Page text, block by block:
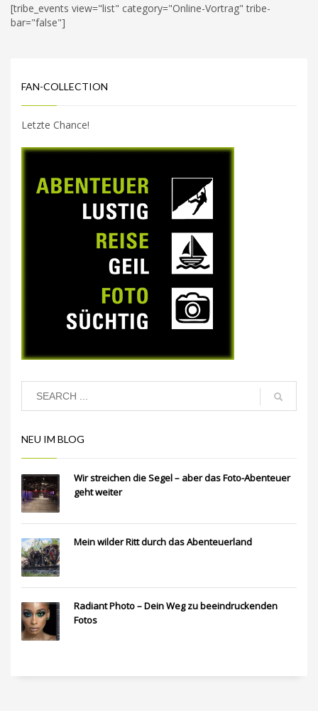
[tribe_events view="list" category="Online-Vortrag" tribe-
bar="false"]
FAN-COLLECTION
Letzte Chance!
NEU IM BLOG
Wir streichen die Segel – aber das Foto-Abenteuer
geht weiter
Mein wilder Ritt durch das Abenteuerland
Radiant Photo – Dein Weg zu beeindruckenden
Fotos